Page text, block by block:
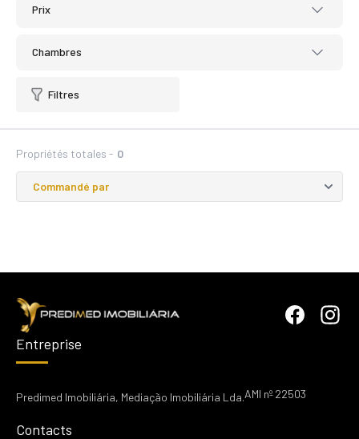
Prix
Chambres
Filtres
Propriétés totales - 0
Entreprise
Predimed Imobiliária, Mediação Imobiliária Lda.AMI nº 22503
Contacts